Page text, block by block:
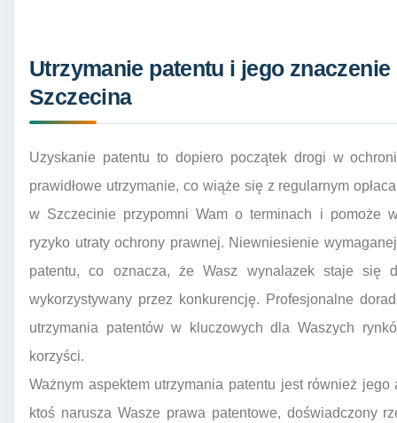
Utrzymanie patentu i jego
Szczecina
Uzyskanie patentu to dopiero początek drogi w
prawidłowe utrzymanie, co wiąże się z regularnym
w Szczecinie przypomni Wam o terminach i pomoże
ryzyko utraty ochrony prawnej. Niewniesienie
patentu, co oznacza, że Wasz wynalazek staje się
wykorzystywany przez konkurencję. Profesjonalne
utrzymania patentów w kluczowych dla Waszych
korzyści.
Ważnym aspektem utrzymania patentu jest również
ktoś narusza Wasze prawa patentowe, doświadczony